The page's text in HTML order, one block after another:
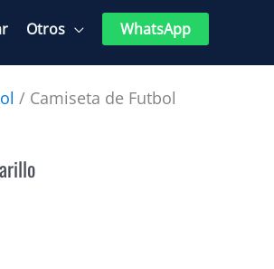
Otros WhatsApp
/ Camiseta de Futbol